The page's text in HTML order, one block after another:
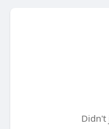
Didn't